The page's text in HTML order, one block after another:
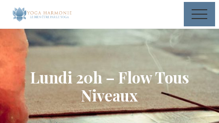
Menu
Passer
contenu
principal
Passer
la
latérale
principale
Passer
pied
Le
bien-
être
par
Yoga Lundi 20h – Flow Tous
Niveaux